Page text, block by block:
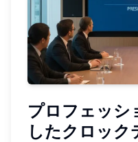
プロフェッシ
したクロック